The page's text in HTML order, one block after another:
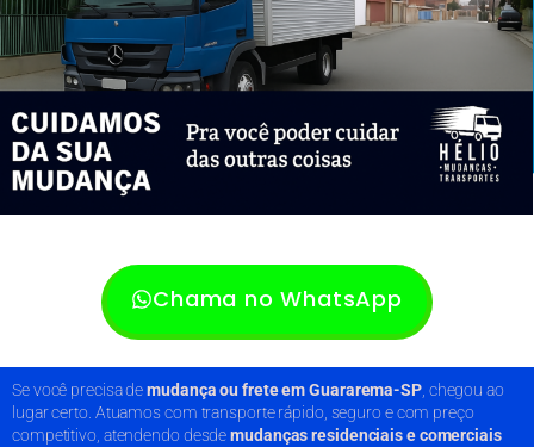
Chama no WhatsApp
Se você precisa demudança ou frete em Guararema-SP, chegou ao
lugar certo. Atuamos com transporte rápido, seguro e com preço
competitivo, atendendo desdemudanças residenciais e comerciais